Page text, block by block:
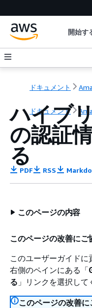
開始す
ドキュメント
ドキュメント
ハイブ
の認証
る
PDF RSS
このページの内容
このページの改善にご
このユーザーガイド
右側のペインにある「
る 」リンクを選択して
このページの改善